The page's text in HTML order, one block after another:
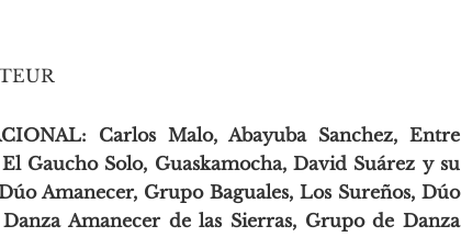
Carlos Malo, Abayuba Sanchez, Entre
Gaucho Solo, Guaskamocha, David Suárez y su
Amanecer, Grupo Baguales, Los Sureños, Dúo
Amanecer de las Sierras, Grupo de Danza